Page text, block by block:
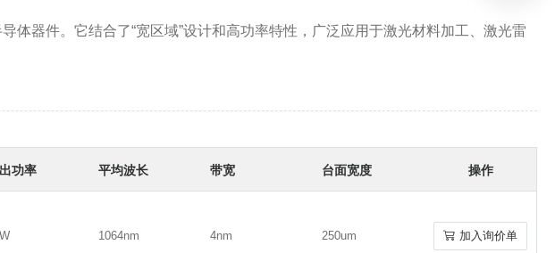
体器件。它结合了“宽区域”设计和高功率特性，广泛应用于激光材料加工、激光雷
功率 平均波长 带宽 台面宽度 操作
1064nm 4nm 250um 加入询价单
1064nm 4nm 250um 加入询价单